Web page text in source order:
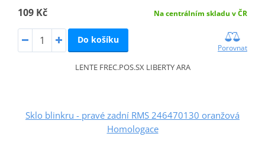
109 Kč Na centrálním skladu v ČR
Do košíku
Porovnat
LENTE FREC.POS.SX LIBERTY ARA
Sklo blinkru - pravé zadní RMS 246470130 oranžová
Homologace